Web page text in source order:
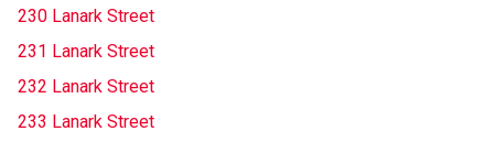
230 Lanark Street
231 Lanark Street
232 Lanark Street
233 Lanark Street